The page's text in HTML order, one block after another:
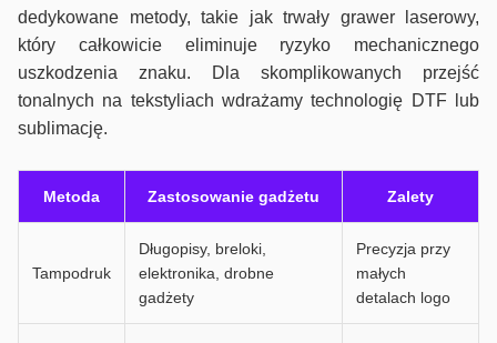
dedykowane metody, takie jak trwały grawer laserowy,
który całkowicie eliminuje ryzyko mechanicznego
uszkodzenia znaku. Dla skomplikowanych przejść
tonalnych na tekstyliach wdrażamy technologię DTF lub
sublimację.
Metoda Zastosowanie gadżetu Zalety
Tampodruk
Długopisy, breloki,
elektronika, drobne
gadżety
Precyzja przy
małych
detalach logo